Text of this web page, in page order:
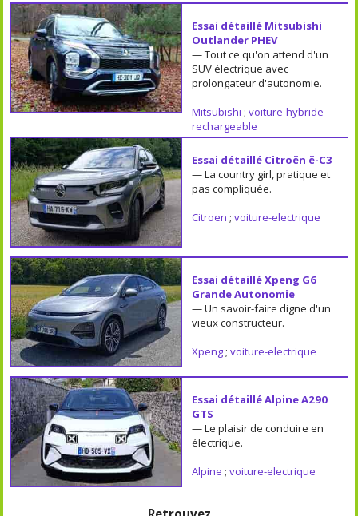
Essai détaillé Mitsubishi
Outlander PHEV
— Tout ce qu'on attend d'un
SUV électrique avec
prolongateur d'autonomie.
Mitsubishi ; voiture-hybride-
rechargeable
Essai détaillé Citroën ë-C3
— La country girl, pratique et
pas compliquée.
Citroen ; voiture-electrique
Essai détaillé Xpeng G6
Grande Autonomie
— Un savoir-faire digne d'un
vieux constructeur.
Xpeng; voiture-electrique
Essai détaillé Alpine A290
GTS
— Le plaisir de conduire en
électrique.
Alpine ; voiture-electrique